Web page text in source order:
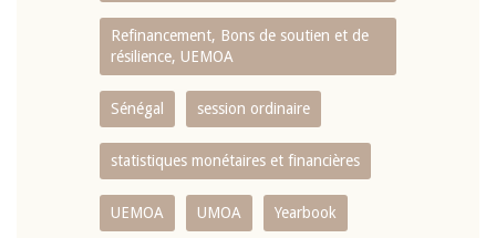
Refinancement, Bons de soutien et de
résilience, UEMOA
Sénégal session ordinaire
statistiques monétaires et financières
UEMOA UMOA Yearbook